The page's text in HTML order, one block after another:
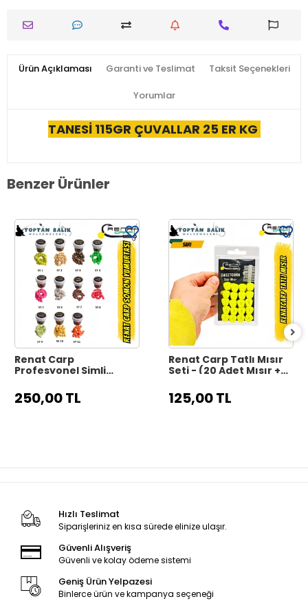
Ürün Açıklaması Garanti ve Teslimat Taksit Seçenekleri
Yorumlar
TANESİ 115GR ÇUVALLAR 25 ER KG
Benzer Ürünler
Renat Carp
Profesyonel Simli
Yüzen Alabalık Yemi
250,00 TL
Renat Carp Tatlı Mısır
Seti - (20 Adet Mısır +
125,00 TL
Hızlı Teslimat
Siparişleriniz en kısa sürede elinize ulaşır.
Güvenli Alışveriş
Güvenli ve kolay ödeme sistemi
Geniş Ürün Yelpazesi
Binlerce ürün ve kampanya seçeneği